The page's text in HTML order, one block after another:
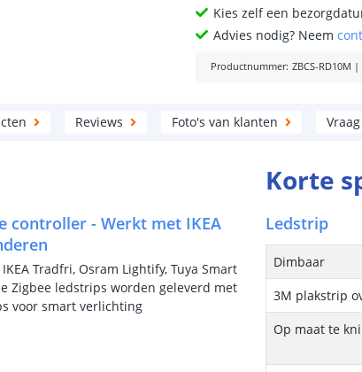
Kies zelf een
Advies nodig? Neem
Productnummer: ZBCS-RD10M |
Reviews Foto's van klanten
controller - Werkt met IKEA
Tradfri, Osram Lightify, Tuya Smart
Zigbee ledstrips worden geleverd met
voor smart verlichting
Korte
Ledstrip
Dimbaar
3M plakstrip
Op maat te